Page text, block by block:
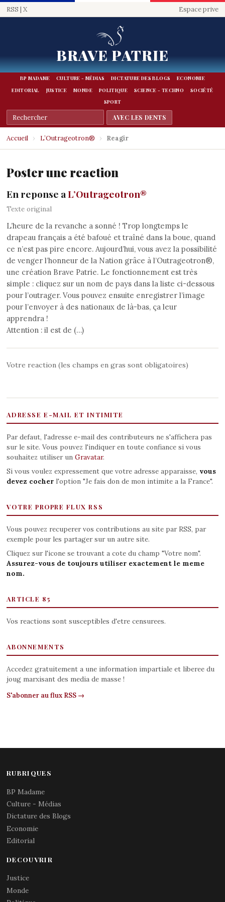
RSS | X Espace prive
BRAVE PATRIE
BP MADAME CULTURE - MÉDIAS DICTATURE DES BLOGS
ECONOMIE
EDITORIAL
JUSTICE MONDE POLITIQUE SCIENCE - TECHNO
SOCIÉTÉ
SPORT
Accueil › L’Outrageotron® › Reagir
Poster une reaction
En reponse aL’Outrageotron®
Texte original
L’heure de la revanche a sonné ! Trop longtemps le
drapeau français a été bafoué et traîné dans la boue, quand
ce n’est pas pire encore. Aujourd’hui, vous avez la possibilité
de venger l’honneur de la Nation grâce à l’Outrageotron®,
une création Brave Patrie. Le fonctionnement est très
simple : cliquez sur un nom de pays dans la liste ci-dessous
pour l’outrager. Vous pouvez ensuite enregistrer l’image
pour l’envoyer à des nationaux de là-bas, ça leur
apprendra !
Attention : il est de (…)
Votre reaction (les champs en gras sont obligatoires)
ADRESSE E-MAIL ET INTIMITE
Par defaut, l'adresse e-mail des contributeurs ne s'affichera pas
sur le site. Vous pouvez l'indiquer en toute confiance si vous
souhaitez utiliser un Gravatar.
Si vous voulez expressement que votre adresse apparaisse, vous
devez cocherl'option "Je fais don de mon intimite a la France".
VOTRE PROPRE FLUX RSS
Vous pouvez recuperer vos contributions au site par RSS, par
exemple pour les partager sur un autre site.
Cliquez sur l'icone se trouvant a cote du champ "Votre nom".
Assurez-vous de toujours utiliser exactement le meme
nom.
ARTICLE 85
Vos reactions sont susceptibles d'etre censurees.
ABONNEMENTS
Accedez gratuitement a une information impartiale et liberee du
joug marxisant des media de masse !
S'abonner au flux RSS →
RUBRIQUES
BP Madame
Culture - Médias
Dictature des Blogs
Economie
Editorial
DECOUVRIR
Justice
Monde